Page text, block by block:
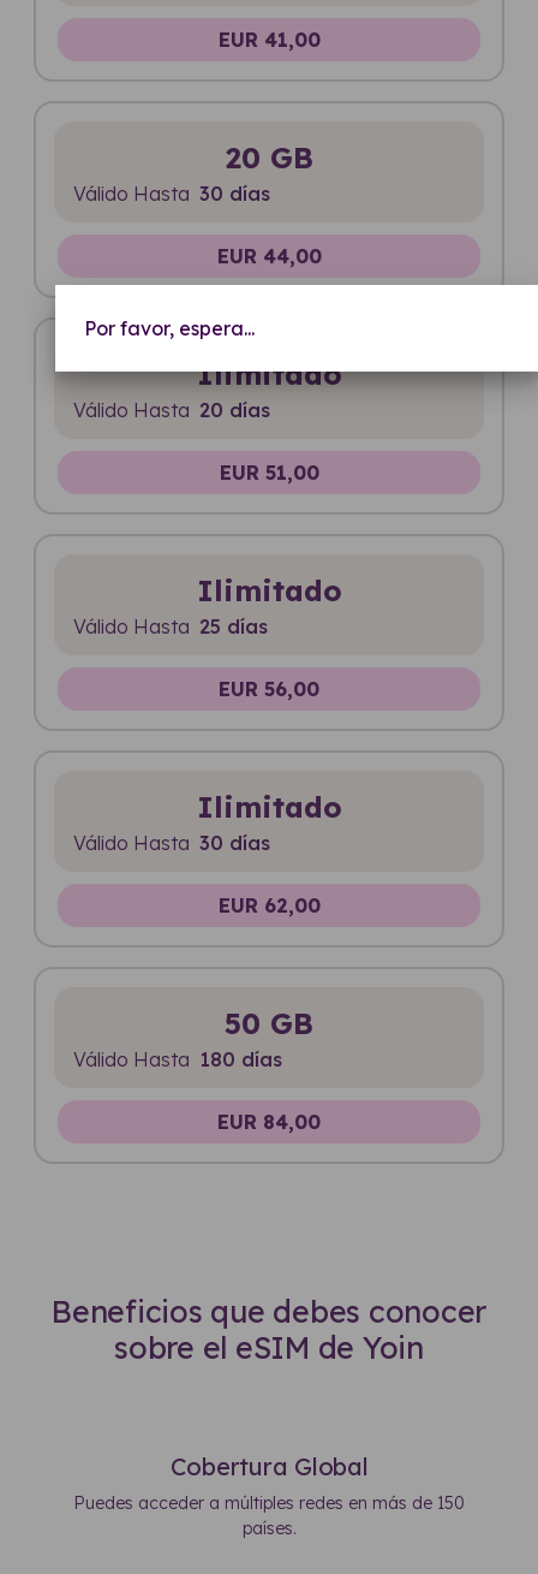
Por favor, espera...
EUR 41,00
20 GB
Válido Hasta 30 días
EUR 44,00
Ilimitado
Válido Hasta 20 días
EUR 51,00
Ilimitado
Válido Hasta 25 días
EUR 56,00
Ilimitado
Válido Hasta 30 días
EUR 62,00
50 GB
Válido Hasta 180 días
EUR 84,00
Beneficios que debes conocer
sobre el eSIM de Yoin
Cobertura Global
Puedes acceder a múltiples redes en más de 150
países.